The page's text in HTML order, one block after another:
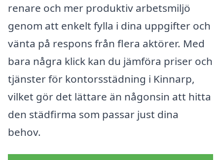
renare och mer produktiv arbetsmiljö
genom att enkelt fylla i dina uppgifter och
vänta på respons från flera aktörer. Med
bara några klick kan du jämföra priser och
tjänster för kontorsstädning i Kinnarp,
vilket gör det lättare än någonsin att hitta
den städfirma som passar just dina
behov.